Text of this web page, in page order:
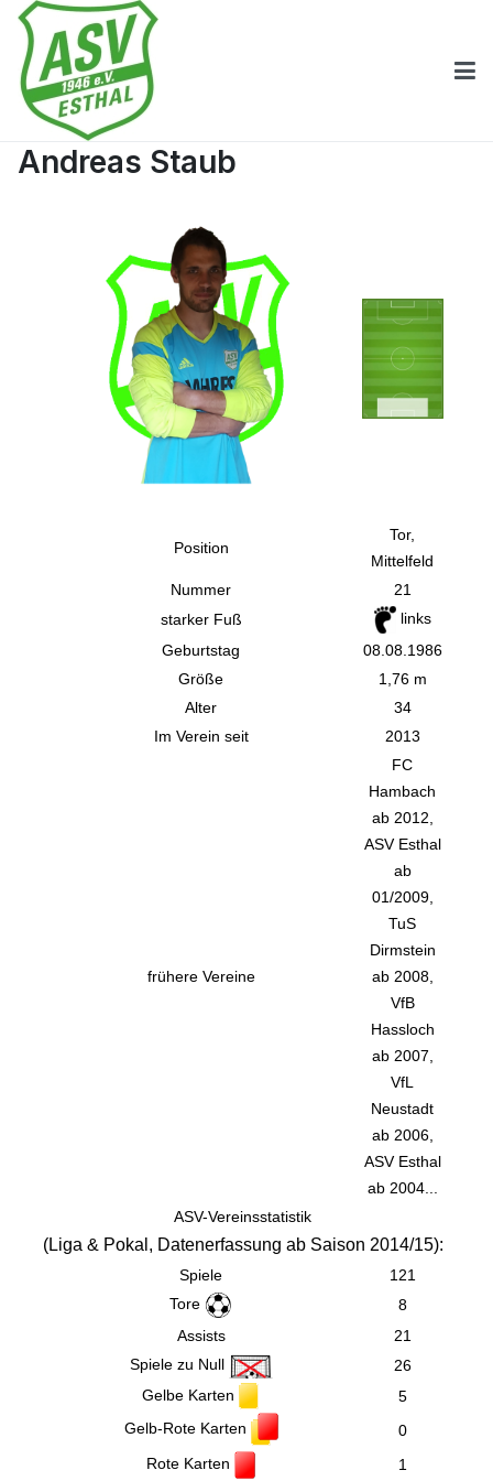
Andreas Staub
Position
Tor,
Mittelfeld
Nummer
21
starker Fuß
links
Geburtstag
08.08.1986
Größe
1,76 m
Alter
34
Im Verein seit
2013
frühere Vereine
FC
Hambach
ab 2012,
ASV Esthal
ab
01/2009,
TuS
Dirmstein
ab 2008,
VfB
Hassloch
ab 2007,
VfL
Neustadt
ab 2006,
ASV Esthal
ab 2004...
ASV-Vereinsstatistik
(Liga & Pokal, Datenerfassung ab Saison 2014/15):
Spiele
121
Tore
8
Assists
21
Spiele zu Null
26
Gelbe Karten
5
Gelb-Rote Karten
0
Rote Karten
1